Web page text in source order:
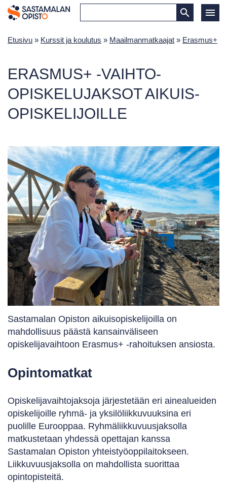
Etusivu » Kurssit ja koulutus » Maailmanmatkaajat » Erasmus+
ERASMUS+ -VAIHTO-
OPISKELUJAKSOT AIKUIS­
OPISKELIJOILLE
Sastamalan Opiston aikuisopiskelijoilla on
mahdollisuus päästä kansainväliseen
opiskelijavaihtoon Erasmus+ -rahoituksen ansiosta.
Opintomatkat
Opiskelijavaihtojaksoja järjestetään eri ainealueiden
opiskelijoille ryhmä- ja yksilöliikkuvuuksina eri
puolille Eurooppaa. Ryhmäliikkuvuusjaksolla
matkustetaan yhdessä opettajan kanssa
Sastamalan Opiston yhteistyöoppilaitokseen.
Liikkuvuusjaksolla on mahdollista suorittaa
opintopisteitä.